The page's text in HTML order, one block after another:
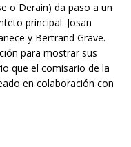
o Derain) da paso a un
principal: Josan
y Bertrand Grave.
para mostrar sus
que el comisario de la
en colaboración con